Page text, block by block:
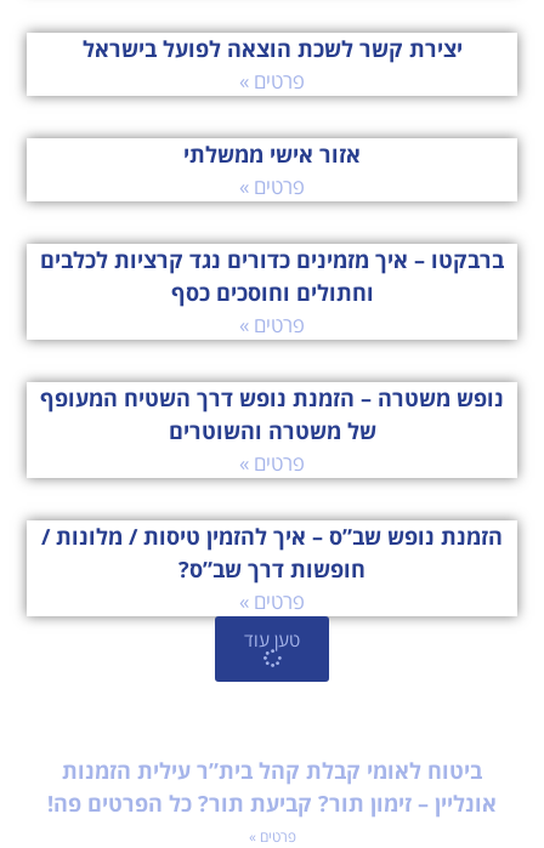
יצירת קשר לשכת הוצאה לפועל בישראל
פרטים »
אזור אישי ממשלתי
פרטים »
ברבקטו – איך מזמינים כדורים נגד קרציות לכלבים
וחתולים וחוסכים כסף
פרטים »
נופש משטרה – הזמנת נופש דרך השטיח המעופף
של משטרה והשוטרים
פרטים »
הזמנת נופש שב”ס – איך להזמין טיסות / מלונות /
חופשות דרך שב”ס?
פרטים »
טען עוד
ביטוח לאומי קבלת קהל בית”ר עילית הזמנות
אונליין – זימון תור? קביעת תור? כל הפרטים פה!
פרטים »